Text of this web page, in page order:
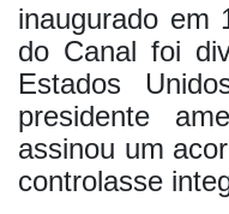
inaugurado em
do Canal foi
Estados
presidente
assinou um
controlasse